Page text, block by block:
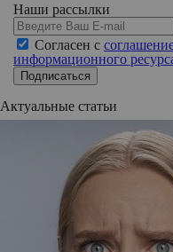
Наши рассылки
Согласен с
информационного
Подписаться
Актуальные статьи